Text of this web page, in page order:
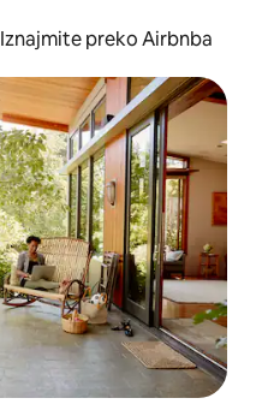
Iznajmite preko Airbnba